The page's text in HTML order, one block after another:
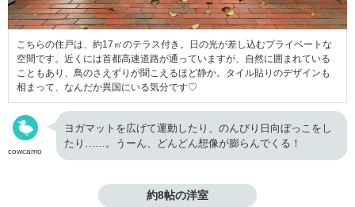
こちらの住戸は、約17㎡のテラス付き。日の光が差し込むプライベートな
空間です。近くには首都高速道路が通っていますが、自然に囲まれている
こともあり、鳥のさえずりが聞こえるほど静か。タイル貼りのデザインも
相まって、なんだか異国にいる気分です♡
cowcamo
ヨガマットを広げて運動したり、のんびり日向ぼっこをし
たり……。うーん、どんどん想像が膨らんでくる！
約8帖の洋室